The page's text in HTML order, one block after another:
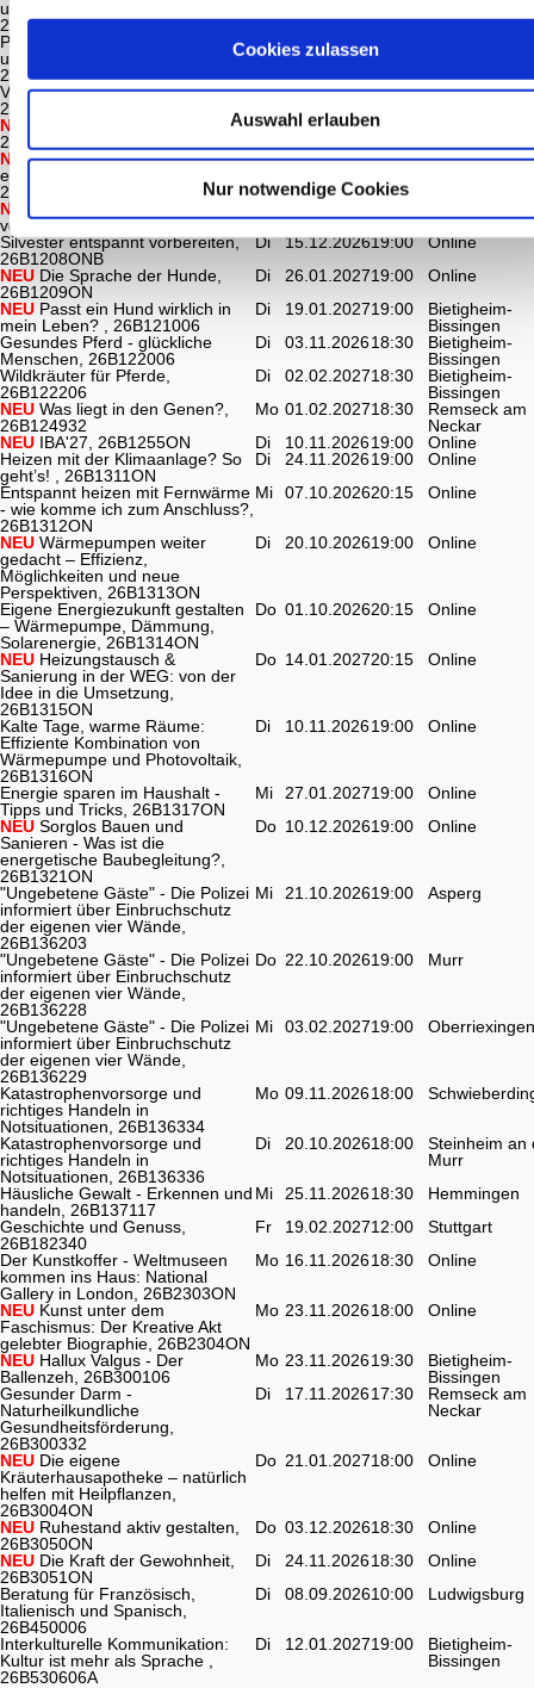
Cookies zulassen
Auswahl erlauben
Nur notwendige Cookies
und Vorsorgevollmacht,
26B074024
Patientenverfügung, General-
und Vorsorgevollmacht,
26B074031
Di 19.01.202719:00
Vermögen sichern und erhalten,
26B075031
Mi 14.10.202619:00
Pleidelsheim
NEU
Spiele für die Hundenase,
26B120606
Di 20.10.202619:00
NEUVom Gassi zum
entspannten Spaziergang,
26B120724
Mo 02.11.202619:00
Marbach am
NEU
vorbereiten, 26B1208ONA
Silvester entspannt vorbereiten,
26B1208ONB
Di 15.12.202619:00
Online
NEU Die Sprache der Hunde,
26B1209ON
Di 26.01.202719:00
Online
NEU Passt ein Hund wirklich in
mein Leben? , 26B121006
Di 19.01.202719:00
Bietigheim-
Bissingen
Gesundes Pferd - glückliche
Menschen, 26B122006
Di 03.11.202618:30
Bietigheim-
Bissingen
Wildkräuter für Pferde,
26B122206
Di 02.02.202718:30
Bietigheim-
Bissingen
NEU Was liegt in den Genen?,
26B124932
Mo 01.02.202718:30
Remseck am
Neckar
NEU IBA'27, 26B1255ON Di 10.11.202619:00
Online
Heizen mit der Klimaanlage? So
geht’s! , 26B1311ON
Di 24.11.202619:00
Online
Entspannt heizen mit Fernwärme
- wie komme ich zum Anschluss?,
26B1312ON
Mi 07.10.202620:15 Online
NEU Wärmepumpen weiter
gedacht – Effizienz,
Möglichkeiten und neue
Perspektiven, 26B1313ON
Di 20.10.202619:00 Online
Eigene Energiezukunft gestalten
– Wärmepumpe, Dämmung,
Solarenergie, 26B1314ON
Do 01.10.202620:15 Online
NEU Heizungstausch &
Sanierung in der WEG: von der
Idee in die Umsetzung,
26B1315ON
Do 14.01.202720:15 Online
Kalte Tage, warme Räume:
Effiziente Kombination von
Wärmepumpe und Photovoltaik,
26B1316ON
Di 10.11.202619:00 Online
Energie sparen im Haushalt -
Tipps und Tricks, 26B1317ON
Mi 27.01.202719:00
Online
NEU Sorglos Bauen und
Sanieren - Was ist die
energetische Baubegleitung?,
26B1321ON
Do 10.12.202619:00 Online
"Ungebetene Gäste" - Die Polizei
informiert über Einbruchschutz
der eigenen vier Wände,
26B136203
Mi 21.10.202619:00 Asperg
"Ungebetene Gäste" - Die Polizei
informiert über Einbruchschutz
der eigenen vier Wände,
26B136228
Do 22.10.202619:00 Murr
"Ungebetene Gäste" - Die Polizei
informiert über Einbruchschutz
der eigenen vier Wände,
26B136229
Mi 03.02.202719:00 Oberriexingen
Katastrophenvorsorge und
richtiges Handeln in
Notsituationen, 26B136334
Mo 09.11.202618:00
Katastrophenvorsorge und
richtiges Handeln in
Notsituationen, 26B136336
Di 20.10.202618:00
Steinheim an
Murr
Häusliche Gewalt - Erkennen und
handeln, 26B137117
Mi 25.11.202618:30
Hemmingen
Geschichte und Genuss,
26B182340
Fr 19.02.202712:00
Stuttgart
Der Kunstkoffer - Weltmuseen
kommen ins Haus: National
Gallery in London, 26B2303ON
Mo 16.11.202618:30 Online
NEU Kunst unter dem
Faschismus: Der Kreative Akt
gelebter Biographie, 26B2304ON
Mo 23.11.202618:00 Online
NEU Hallux Valgus - Der
Ballenzeh, 26B300106
Mo 23.11.202619:30
Bietigheim-
Bissingen
Gesunder Darm -
Naturheilkundliche
Gesundheitsförderung,
26B300332
Di 17.11.202617:30
Remseck am
Neckar
NEU Die eigene
Kräuterhausapotheke – natürlich
helfen mit Heilpflanzen,
26B3004ON
Do 21.01.202718:00 Online
NEU Ruhestand aktiv gestalten,
26B3050ON
Do 03.12.202618:30
Online
NEU Die Kraft der Gewohnheit,
26B3051ON
Di 24.11.202618:30
Online
Beratung für Französisch,
Italienisch und Spanisch,
26B450006
Di 08.09.202610:00 Ludwigsburg
Interkulturelle Kommunikation:
Kultur ist mehr als Sprache ,
26B530606A
Di 12.01.202719:00
Bietigheim-
Bissingen